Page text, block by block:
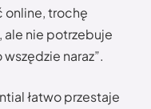
online, trochę
nie potrzebuje
naraz”.
łatwo przestaje